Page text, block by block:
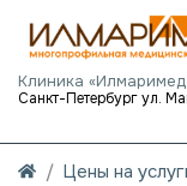
Клиника
Цены на